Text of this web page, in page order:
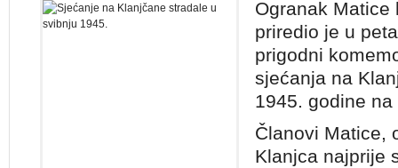
Ogranak Matice
priredio je u
prigodni
sjećanja na
1945. godine
Članovi Matice,
Klanjca najprije